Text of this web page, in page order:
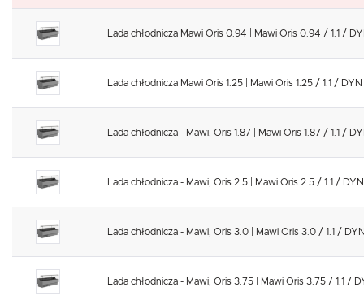
Lada chłodnicza Mawi Oris 0.94 | Mawi Oris 0.94 / 1.1 /
Lada chłodnicza Mawi Oris 1.25 | Mawi Oris 1.25 / 1.1 / DYN
Lada chłodnicza - Mawi, Oris 1.87 | Mawi Oris 1.87 / 1.1 /
Lada chłodnicza - Mawi, Oris 2.5 | Mawi Oris 2.5 / 1.1 / DYN
Lada chłodnicza - Mawi, Oris 3.0 | Mawi Oris 3.0 / 1.1 /
Lada chłodnicza - Mawi, Oris 3.75 | Mawi Oris 3.75 / 1.1 /